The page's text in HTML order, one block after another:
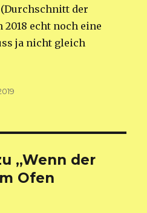
der
echt noch eine
ja nicht gleich
„Wenn der
Ofen